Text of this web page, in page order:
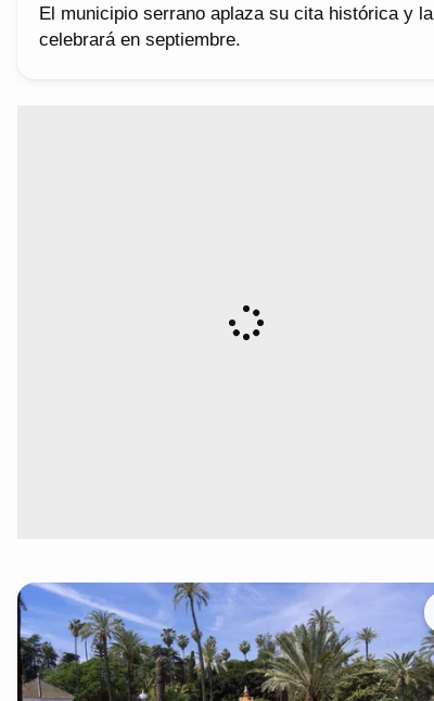
El municipio serrano aplaza su cita histórica y la
celebrará en septiembre.